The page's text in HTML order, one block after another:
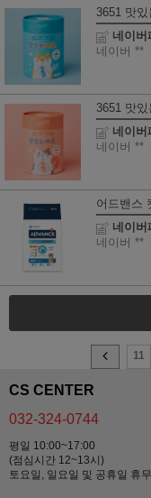
3651 맛
네이버
네이버 **
3651 맛
네이버
네이버 **
어드밴스
네이버
네이버 **
11
CS CENTER
032-324-0744
평일 10:00~17:00
(점심시간 12~13시)
토요일, 일요일 및 공휴일 휴무